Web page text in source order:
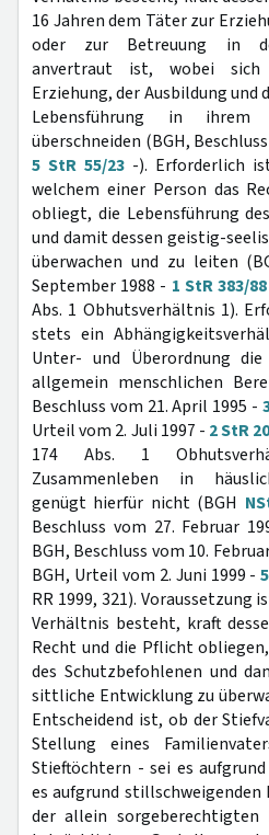
16 Jahren dem Täter zur
oder zur Betreuung in
anvertraut ist, wobei
Erziehung, der Ausbildung und
Lebensführung in ihrem
überschneiden (BGH,
5 StR 55/23 -). Erforderlich
welchem einer Person das
obliegt, die Lebensführung
und damit dessen geistig-
überwachen und zu leiten
September 1988 - 1 StR 383/88
Abs. 1 Obhutsverhältnis 1).
stets ein
Unter- und Überordnung
allgemein menschlichen
Beschluss vom 21. April 1995 -
Urteil vom 2. Juli 1997 - 2 StR
174 Abs. 1
Zusammenleben in
genügt hierfür nicht (BGH
Beschluss vom 27. Februar
BGH, Beschluss vom 10.
BGH, Urteil vom 2. Juni 1999 -
RR 1999, 321). Voraussetzung
Verhältnis besteht, kraft
Recht und die Pflicht
des Schutzbefohlenen und
sittliche Entwicklung zu
Entscheidend ist, ob der
Stellung eines
Stieftöchtern - sei es
es aufgrund
der allein